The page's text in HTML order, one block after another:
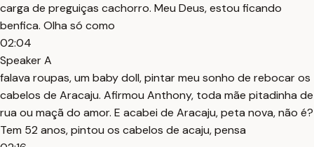
carga de preguiças cachorro. Meu Deus, estou ficando
benfica. Olha só como
02:04
Speaker A
falava roupas, um baby doll, pintar meu sonho de rebocar os
cabelos de Aracaju. Afirmou Anthony, toda mãe pitadinha de
rua ou maçã do amor. E acabei de Aracaju, peta nova, não é?
Tem 52 anos, pintou os cabelos de acaju, pensa